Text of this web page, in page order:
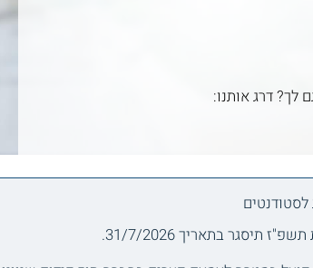
לך? דרג אותנו:
לסטודנטים
בתאריך 31/7/2026.